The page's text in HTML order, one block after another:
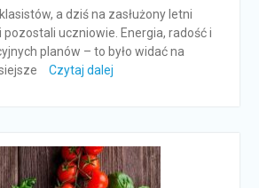
a dziś na zasłużony letni
uczniowie. Energia, radość i
planów – to było widać na
Czytaj dalej